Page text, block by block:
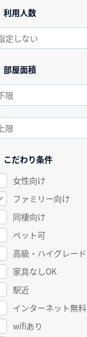
利用人数
部屋面積
こだわり条件
女性向け
ファミリー向け
同棲向け
ペット可
高級・ハイグレード
家具なしOK
駅近
インターネット無料
wifiあり